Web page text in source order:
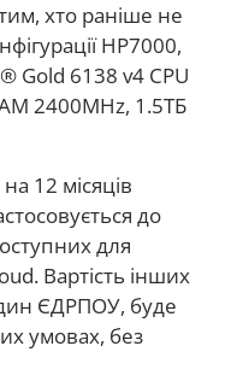
хто раніше не
HP7000,
Gold 6138 v4 CPU
2400MHz, 1.5ТБ
12 місяців
до
для
Вартість інших
ЄДРПОУ, буде
умовах, без